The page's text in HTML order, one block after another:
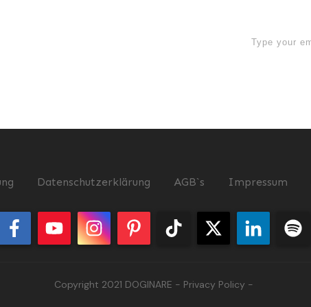
Datenschutzerklärung AGB`s Impressum
Copyright 2021 DOGINARE - Privacy Policy -